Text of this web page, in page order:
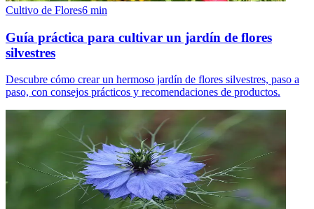
Cultivo de Flores6 min
Guía práctica para cultivar un jardín de flores
silvestres
Descubre cómo crear un hermoso jardín de flores silvestres, paso a
paso, con consejos prácticos y recomendaciones de productos.